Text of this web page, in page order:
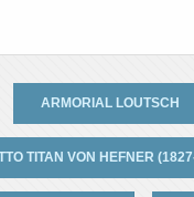
ARMORIAL LOUTSCH
TITAN VON HEFNER